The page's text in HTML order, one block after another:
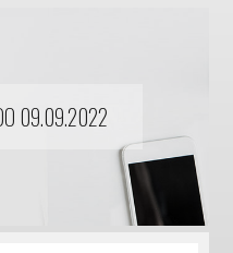
09.09.2022